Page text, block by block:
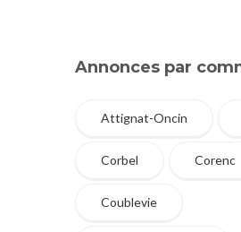
Annonces par
Attignat-Oncin
Corbel Corenc
Coublevie